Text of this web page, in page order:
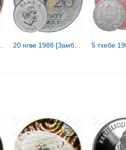
20 нгве 1988 [Замбия]